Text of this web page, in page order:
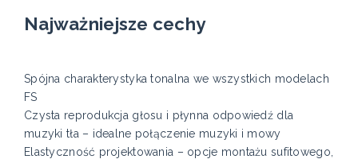
Najważniejsze cechy
Spójna charakterystyka tonalna we wszystkich modelach
FS
Czysta reprodukcja głosu i płynna odpowiedź dla
muzyki tła – idealne połączenie muzyki i mowy
Elastyczność projektowania – opcje montażu sufitowego,